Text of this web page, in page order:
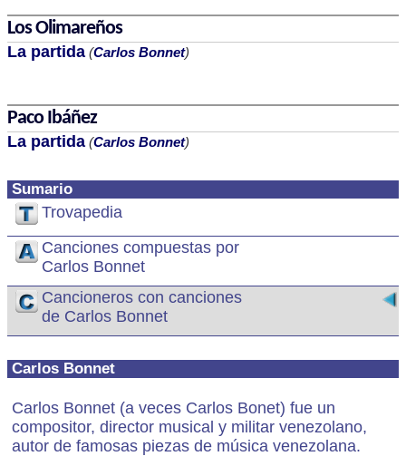
Sumario
Trovapedia
Canciones compuestas por
Carlos Bonnet
Cancioneros con canciones
de Carlos Bonnet
Carlos Bonnet
Carlos Bonnet (a veces Carlos Bonet) fue un
compositor, director musical y militar venezolano,
autor de famosas piezas de música venezolana.
Los Olimareños
La partida (Carlos Bonnet)
Paco Ibáñez
La partida (Carlos Bonnet)